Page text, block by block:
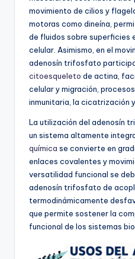
movimiento de cilios y
motoras como dineína,
de fluidos sobre superficies
celular. Asimismo, en el
adenosín trifosfato
citoesqueleto de actina,
celular y migración,
inmunitaria, la cicatrización
La utilización del adenosín
un sistema altamente
química se convierte en
enlaces covalentes y
versatilidad funcional se
adenosín trifosfato de
termodinámicamente
que permite sostener la
funcional de los sistemas